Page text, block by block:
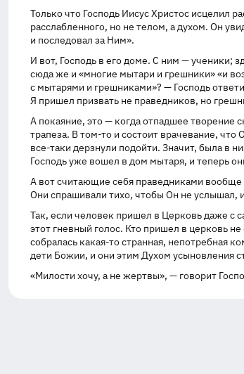
Только что Господь Иисус Христос исцелил
расслабленного, но не телом, а духом. Он
и последовал за Ним».
И вот, Господь в его доме. С ним — ученики;
сюда же и «многие мытари и грешники» «и
с мытарями и грешниками»? — Господь
Я пришел призвать не праведников, но
А покаяние, это — когда отпадшее творение
трапеза. Втом-то и состоит врачевание,
все-таки дерзнули подойти. Значит, была в
Господь уже вошел в дом мытаря, и теперь
А вот считающие себя праведниками вообще
Они спрашивали тихо, чтобы Он не услышал,
Так, если человек пришел в Церковь даже с
этот гневный голос. Кто пришел в церковь
собралась какая-тостранная, непотребная
дети Божии, и они этим Духом усыновления
«Милости хочу, а не жертвы», — говорит